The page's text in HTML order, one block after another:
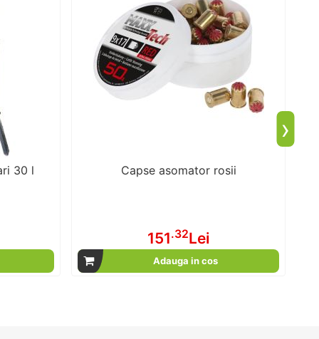
30 l Capse asomator rosii
151.32Lei
Adauga in cos
›